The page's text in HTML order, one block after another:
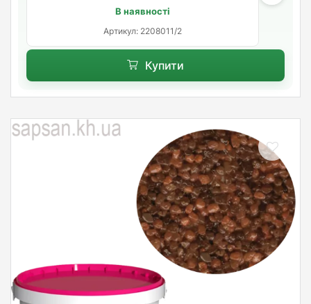
В наявності
Артикул: 2208011/2
Купити